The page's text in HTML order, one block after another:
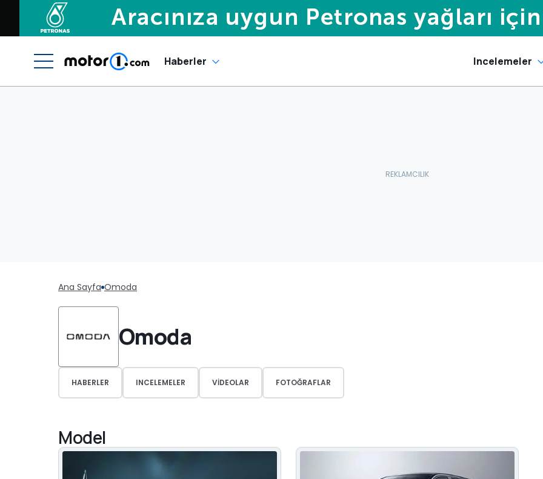
Haberler Incelemeler
Ana Sayfa Omoda
Omoda
HABERLER INCELEMELER VIDEOLAR FOTOĞRAFLAR
Model